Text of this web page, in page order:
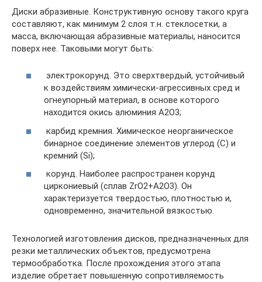
Диски абразивные. Конструктивную основу такого круга
составляют, как минимум 2 слоя т.н. стеклосетки, а
масса, включающая абразивные материалы, наносится
поверх нее. Таковыми могут быть:
электрокорунд. Это сверхтвердый, устойчивый
к воздействиям химически-агрессивных сред и
огнеупорный материал, в основе которого
находится окись алюминия А2О3;
карбид кремния. Химическое неорганическое
бинарное соединение элементов углерод (С) и
кремний (Sі);
корунд. Наиболее распространен корунд
циркониевый (сплав ZrО2+А2О3). Он
характеризуется твердостью, плотностью и,
одновременно, значительной вязкостью.
Технологией изготовления дисков, предназначенных для
резки металлических объектов, предусмотрена
термообработка. После прохождения этого этапа
изделие обретает повышенную сопротивляемость